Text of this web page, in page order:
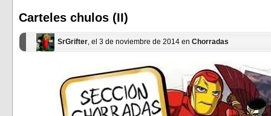
ventana
nueva)
ventana
nueva)
Carteles chulos (II)
SrGrifter, el 3 de noviembre de 2014 en Chorradas